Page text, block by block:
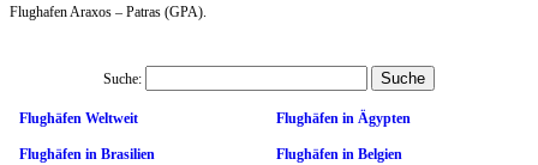
Flughafen Araxos – Patras (GPA).
Suche:
Flughäfen Weltweit Flughäfen in Ägypten
Flughäfen in Brasilien Flughäfen in Belgien